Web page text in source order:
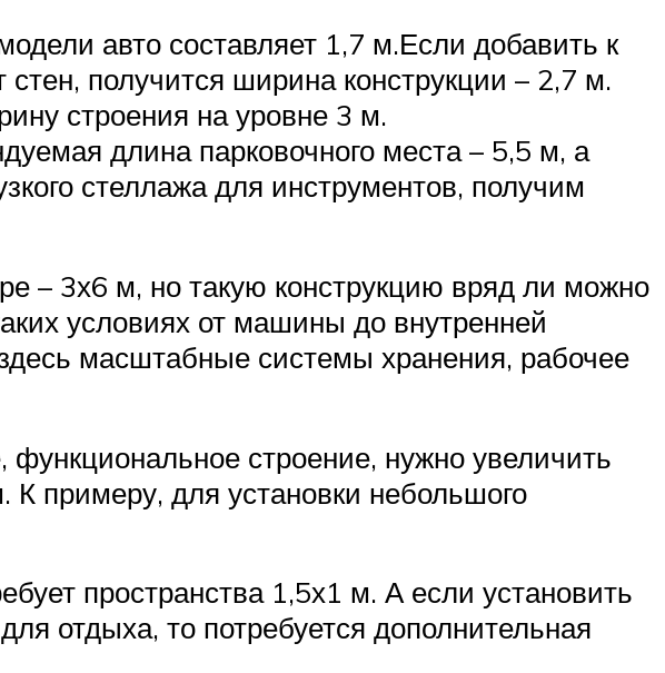
авто составляет 1,7 м.Если добавить к
получится ширина конструкции – 2,7 м.
строения на уровне 3 м.
длина парковочного места – 5,5 м, а
стеллажа для инструментов, получим
– 3х6 м, но такую конструкцию вряд ли можно
условиях от машины до внутренней
масштабные системы хранения, рабочее
строение, нужно увеличить
примеру, для установки небольшого
пространства 1,5х1 м. А если установить
отдыха, то потребуется дополнительная